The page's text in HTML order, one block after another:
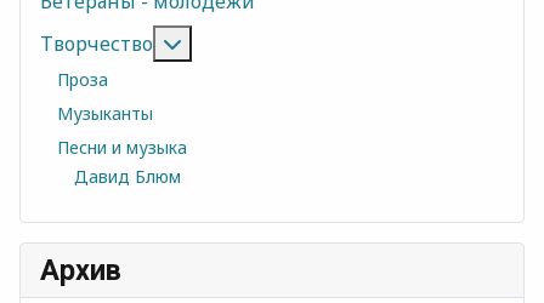
Творчество
Проза
Музыканты
Песни и музыка
Давид Блюм
Архив